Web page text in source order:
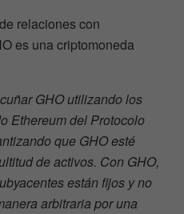
relaciones con
es una criptomoneda
GHO utilizando los
Ethereum del Protocolo
que GHO esté
de activos. Con GHO,
están fijos y no
arbitraria por una